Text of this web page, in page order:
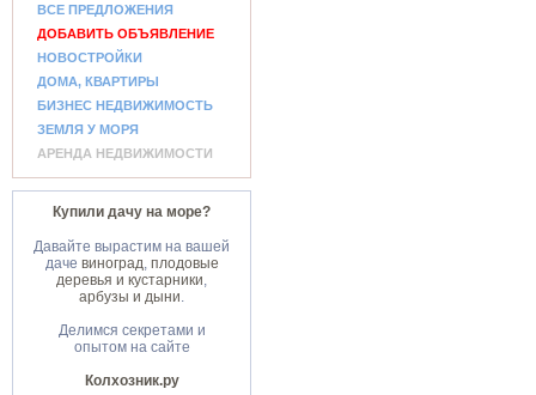
ВСЕ ПРЕДЛОЖЕНИЯ
ДОБАВИТЬ ОБЪЯВЛЕНИЕ
НОВОСТРОЙКИ
ДОМА, КВАРТИРЫ
БИЗНЕС НЕДВИЖИМОСТЬ
ЗЕМЛЯ У МОРЯ
АРЕНДА НЕДВИЖИМОСТИ
Купили дачу на море?
Давайте вырастим на вашей
даче виноград, плодовые
деревья и кустарники,
арбузы и дыни.
Делимся секретами и
опытом на сайте
Колхозник.ру